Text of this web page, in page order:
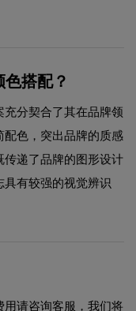
搭配？
分契合了其在品牌领
配色，突出品牌的质感
传递了品牌的图形设计
具有较强的视觉辨识
用请咨询客服，我们将